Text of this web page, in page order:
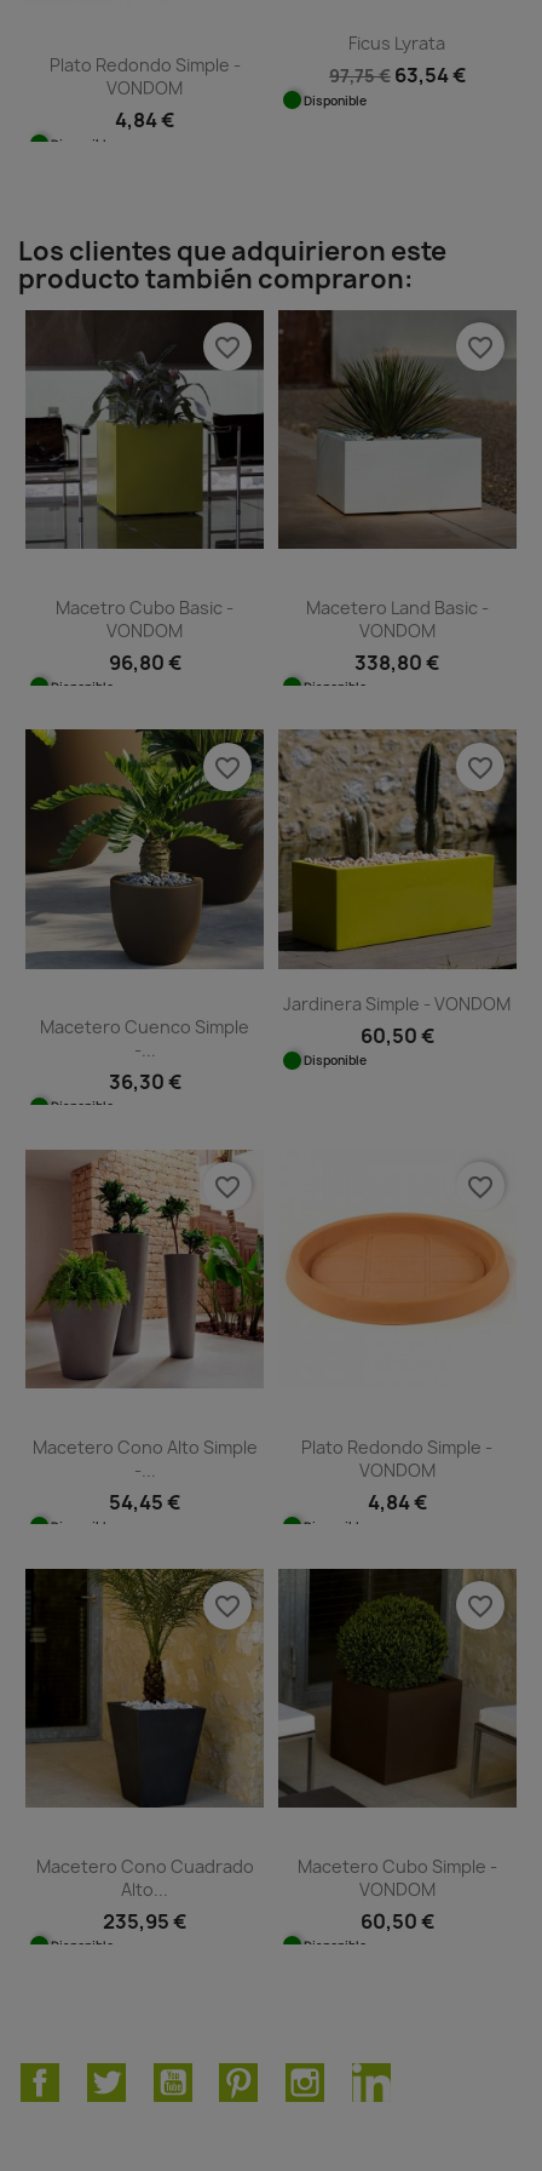
Plato Redondo Simple -
VONDOM
4,84 €
Disponible
Ficus Lyrata
97,75 € 63,54 €
Disponible
Los clientes que adquirieron este
producto también compraron:
Macetro Cubo Basic -
VONDOM
96,80 €
Disponible
favorite_border
Macetero Land Basic -
VONDOM
338,80 €
Disponible
favorite_border
Macetero Cuenco Simple
-...
36,30 €
Disponible
favorite_border
Jardinera Simple - VONDOM
60,50 €
Disponible
favorite_border
Macetero Cono Alto Simple
-...
54,45 €
Disponible
favorite_border
Plato Redondo Simple -
VONDOM
4,84 €
Disponible
favorite_border
Macetero Cono Cuadrado
Alto...
235,95 €
Disponible
favorite_border
Macetero Cubo Simple -
VONDOM
60,50 €
Disponible
favorite_border
FacebookTwitter YouTube PinterestInstagramLinkedIn